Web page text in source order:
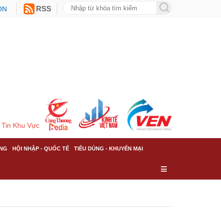
RSS
Tin Khu Vực
HỘI NHẬP - QUỐC TẾ TIÊU DÙNG - KHUYẾN MẠI